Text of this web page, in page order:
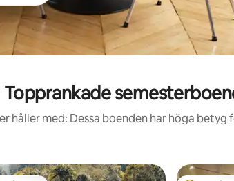
Topprankade
håller med: Dessa boenden har höga betyg